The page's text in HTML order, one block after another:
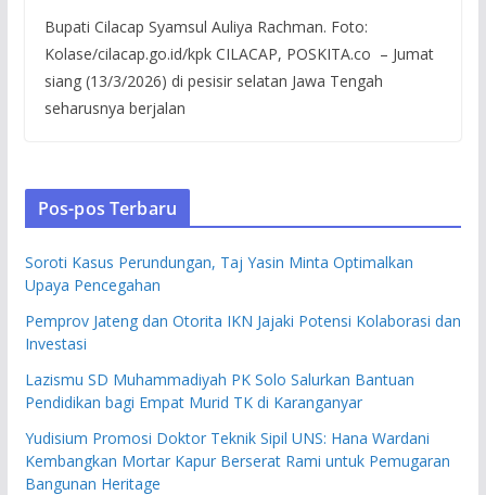
Bupati Cilacap Syamsul Auliya Rachman. Foto:
Kolase/cilacap.go.id/kpk CILACAP, POSKITA.co – Jumat
siang (13/3/2026) di pesisir selatan Jawa Tengah
seharusnya berjalan
Pos-pos Terbaru
Soroti Kasus Perundungan, Taj Yasin Minta Optimalkan
Upaya Pencegahan
Pemprov Jateng dan Otorita IKN Jajaki Potensi Kolaborasi dan
Investasi
Lazismu SD Muhammadiyah PK Solo Salurkan Bantuan
Pendidikan bagi Empat Murid TK di Karanganyar
Yudisium Promosi Doktor Teknik Sipil UNS: Hana Wardani
Kembangkan Mortar Kapur Berserat Rami untuk Pemugaran
Bangunan Heritage